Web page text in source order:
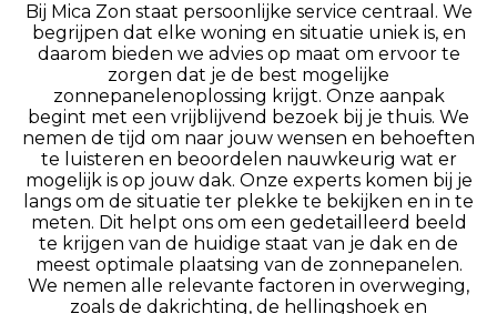
Bij Mica Zon staat persoonlijke service centraal. We
begrijpen dat elke woning en situatie uniek is, en
daarom bieden we advies op maat om ervoor te
zorgen dat je de best mogelijke
zonnepanelenoplossing krijgt. Onze aanpak
begint met een vrijblijvend bezoek bij je thuis. We
nemen de tijd om naar jouw wensen en behoeften
te luisteren en beoordelen nauwkeurig wat er
mogelijk is op jouw dak. Onze experts komen bij je
langs om de situatie ter plekke te bekijken en in te
meten. Dit helpt ons om een gedetailleerd beeld
te krijgen van de huidige staat van je dak en de
meest optimale plaatsing van de zonnepanelen.
We nemen alle relevante factoren in overweging,
zoals de dakrichting, de hellingshoek en